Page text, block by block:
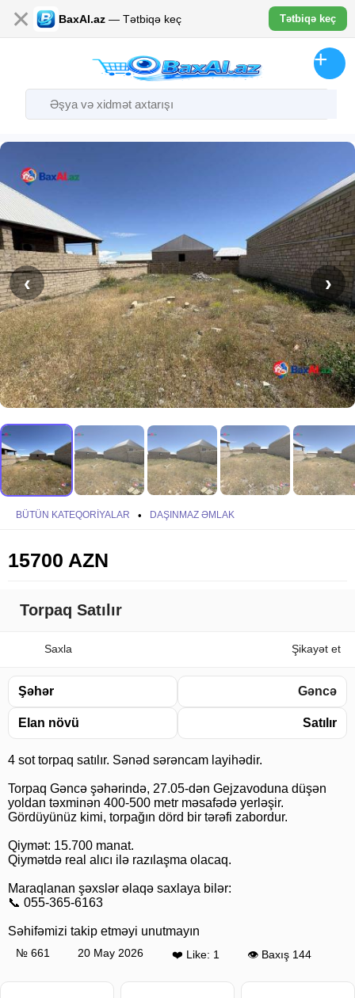
✕ BaxAl.az — Tətbiqə keç Tətbiqə keç
‹ ›
BÜTÜN KATEQORIYALAR • DAŞINMAZ ƏMLAK
15700 AZN
Torpaq Satılır
Saxla Şikayət et
Şəhər Gəncə
Elan növü Satılır
4 sot torpaq satılır. Sənəd sərəncam layihədir.
Torpaq Gəncə şəhərində, 27.05-dən Gejzavoduna düşən
yoldan təxminən 400-500 metr məsafədə yerləşir.
Gördüyünüz kimi, torpağın dörd bir tərəfi zabordur.
Qiymət: 15.700 manat.
Qiymətdə real alıcı ilə razılaşma olacaq.
Maraqlanan şəxslər əlaqə saxlaya bilər:
📞 055-365-6163
Səhifəmizi takip etməyi unutmayın
№ 661 20 May 2026 ❤️ Like: 1 👁 Baxış 144